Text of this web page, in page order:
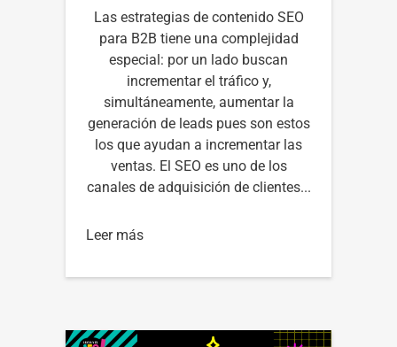
Las estrategias de contenido SEO
para B2B tiene una complejidad
especial: por un lado buscan
incrementar el tráfico y,
simultáneamente, aumentar la
generación de leads pues son estos
los que ayudan a incrementar las
ventas. El SEO es uno de los
canales de adquisición de clientes...
Leer más